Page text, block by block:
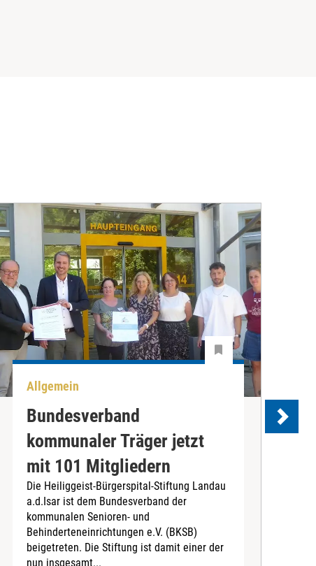
Allgemein
Bundesverband
kommunaler Träger jetzt
mit 101 Mitgliedern
Die Heiliggeist-Bürgerspital-Stiftung Landau
a.d.Isar ist dem Bundesverband der
kommunalen Senioren- und
Behinderteneinrichtungen e.V. (BKSB)
beigetreten. Die Stiftung ist damit einer der
nun insgesamt...